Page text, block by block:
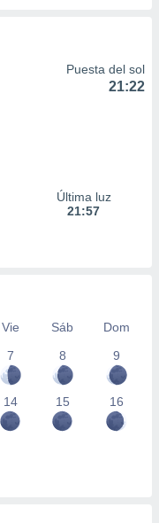
Puesta del sol
21:22
Última luz
21:57
Vie Sáb
Dom
7 8 9
14 15 16